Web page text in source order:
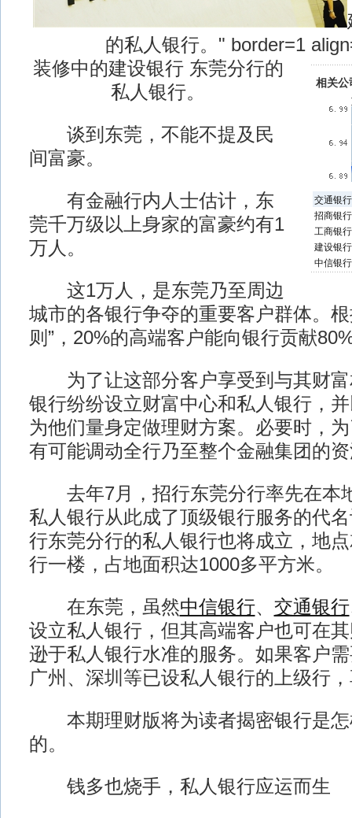
的私人银行。" border=1
装修中的建设银行
相关公
交通银行
招商银行
工商银行
建设银行
中信银行
东莞分行的
私人银行。
谈到东莞，不能不提及民
间富豪。
有金融行内人士估计，东
莞千万级以上身家的富豪约有1
万人。
这1万人，是东莞乃至周边
城市的各银行争夺的重要客户群体。
则”，20%的高端客户能向银行贡献
为了让这部分客户享受到与其财富
银行纷纷设立财富中心和私人银行，
为他们量身定做理财方案。必要时，
有可能调动全行乃至整个金融集团的
去年7月，招行东莞分行率先在本
私人银行从此成了顶级银行服务的代
行东莞分行的私人银行也将成立，地
行一楼，占地面积达1000多平方米。
在东莞，虽然中信银行、 交通银行
设立私人银行，但其高端客户也可在
逊于私人银行水准的服务。如果客户
广州、深圳等已设私人银行的上级行
本期理财版将为读者揭密银行是怎
的。
钱多也烧手，私人银行应运而生